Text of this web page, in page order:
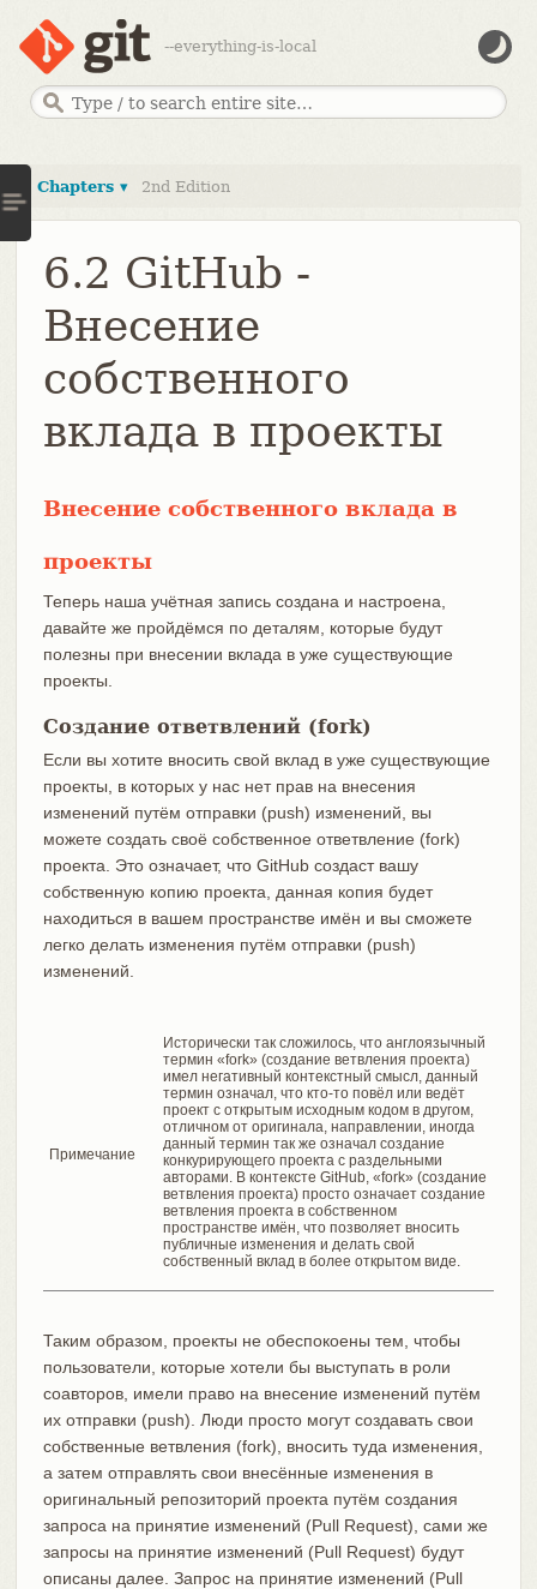
--everything-is-local
Chapters ▾ 2nd Edition
6.2 GitHub -
Внесение
собственного
вклада в проекты
Внесение собственного вклада в
проекты
Теперь наша учётная запись создана и настроена,
давайте же пройдёмся по деталям, которые будут
полезны при внесении вклада в уже существующие
проекты.
Создание ответвлений (fork)
Если вы хотите вносить свой вклад в уже существующие
проекты, в которых у нас нет прав на внесения
изменений путём отправки (push) изменений, вы
можете создать своё собственное ответвление (fork)
проекта. Это означает, что GitHub создаст вашу
собственную копию проекта, данная копия будет
находиться в вашем пространстве имён и вы сможете
легко делать изменения путём отправки (push)
изменений.
Примечание
Исторически так сложилось, что англоязычный
термин «fork» (создание ветвления проекта)
имел негативный контекстный смысл, данный
термин означал, что кто-то повёл или ведёт
проект с открытым исходным кодом в другом,
отличном от оригинала, направлении, иногда
данный термин так же означал создание
конкурирующего проекта с раздельными
авторами. В контексте GitHub, «fork» (создание
ветвления проекта) просто означает создание
ветвления проекта в собственном
пространстве имён, что позволяет вносить
публичные изменения и делать свой
собственный вклад в более открытом виде.
Таким образом, проекты не обеспокоены тем, чтобы
пользователи, которые хотели бы выступать в роли
соавторов, имели право на внесение изменений путём
их отправки (push). Люди просто могут создавать свои
собственные ветвления (fork), вносить туда изменения,
а затем отправлять свои внесённые изменения в
оригинальный репозиторий проекта путём создания
запроса на принятие изменений (Pull Request), сами же
запросы на принятие изменений (Pull Request) будут
описаны далее. Запрос на принятие изменений (Pull